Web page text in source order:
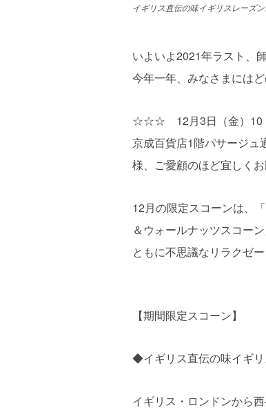
イギリス直伝の味イギリスレーズ
いよいよ2021年ラスト、
今年一年、みなさまには
☆☆☆ 12月3日（金）10：
京成百貨店1階パサージュ
様、ご愛顧のほど宜し
12月の限定スコーンは、
＆ウォールナッツスコー
ともに不思議なリラクゼ
【期間限定スコーン】
◆イギリス直伝の味イギ
イギリス・ロンドンから